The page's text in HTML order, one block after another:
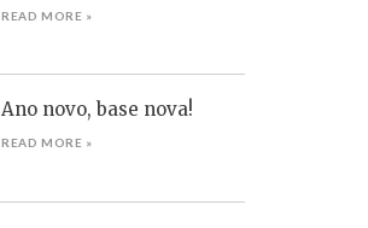
READ MORE »
Ano novo, base nova!
READ MORE »